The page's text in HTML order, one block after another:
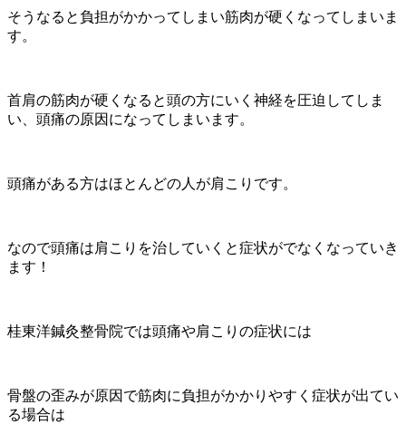
そうなると負担がかかってしまい筋肉が硬くなってしまいま
す。
首肩の筋肉が硬くなると頭の方にいく神経を圧迫してしま
い、頭痛の原因になってしまいます。
頭痛がある方はほとんどの人が肩こりです。
なので頭痛は肩こりを治していくと症状がでなくなっていき
ます！
桂東洋鍼灸整骨院では頭痛や肩こりの症状には
骨盤の歪みが原因で筋肉に負担がかかりやすく症状が出てい
る場合は